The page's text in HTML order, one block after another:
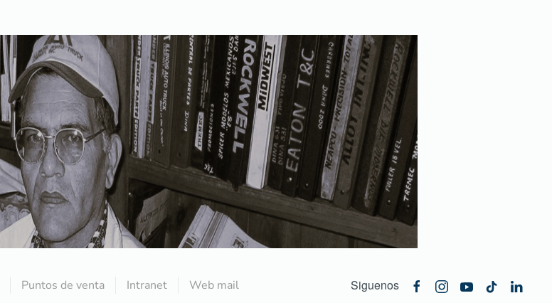
Puntos de venta Intranet Web mail Siguenos